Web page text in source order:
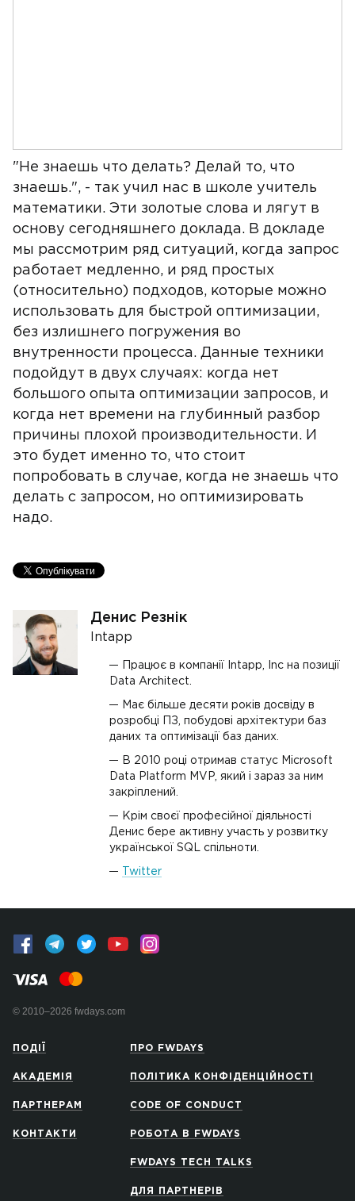
"Не знаешь что делать? Делай то, что
знаешь.", - так учил нас в школе учитель
математики. Эти золотые слова и лягут в
основу сегодняшнего доклада. В докладе
мы рассмотрим ряд ситуаций, когда запрос
работает медленно, и ряд простых
(относительно) подходов, которые можно
использовать для быстрой оптимизации,
без излишнего погружения во
внутренности процесса. Данные техники
подойдут в двух случаях: когда нет
большого опыта оптимизации запросов, и
когда нет времени на глубинный разбор
причины плохой производительности. И
это будет именно то, что стоит
попробовать в случае, когда не знаешь что
делать с запросом, но оптимизировать
надо.
Денис Резнік
Intapp
Працює в компанії Intapp, Inc на позиції
Data Architect.
Має більше десяти років досвіду в
розробці ПЗ, побудові архітектури баз
даних та оптимізації баз даних.
В 2010 році отримав статус Microsoft
Data Platform MVP, який і зараз за ним
закріплений.
Крім своєї професійної діяльності
Денис бере активну участь у розвитку
української SQL спільноти.
Twitter
© 2010–2026 fwdays.com
ПОДІЇ
АКАДЕМІЯ
ПАРТНЕРАМ
КОНТАКТИ
ПРО FWDAYS
ПОЛІТИКА КОНФІДЕНЦІЙНОСТІ
CODE OF CONDUCT
РОБОТА В FWDAYS
FWDAYS TECH TALKS
ДЛЯ ПАРТНЕРІВ